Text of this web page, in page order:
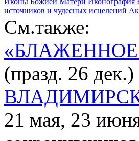
источников и чудесных исцелений
См.также:
(празд. 26 дек.)
21 мая, 23